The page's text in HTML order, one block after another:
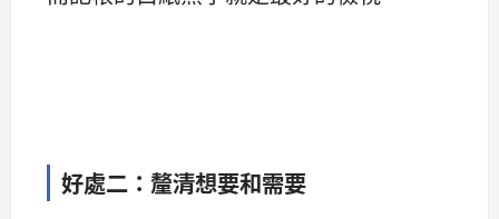
好處二：釐清想要和需要